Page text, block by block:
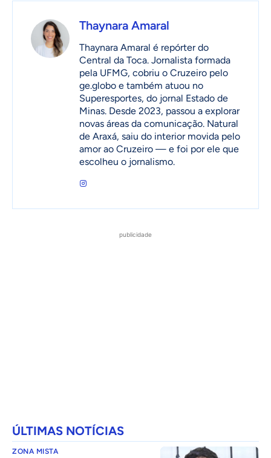
Thaynara Amaral
Thaynara Amaral é repórter do
Central da Toca. Jornalista formada
pela UFMG, cobriu o Cruzeiro pelo
ge.globo e também atuou no
Superesportes, do jornal Estado de
Minas. Desde 2023, passou a explorar
novas áreas da comunicação. Natural
de Araxá, saiu do interior movida pelo
amor ao Cruzeiro — e foi por ele que
escolheu o jornalismo.
publicidade
ÚLTIMAS NOTÍCIAS
ZONA MISTA